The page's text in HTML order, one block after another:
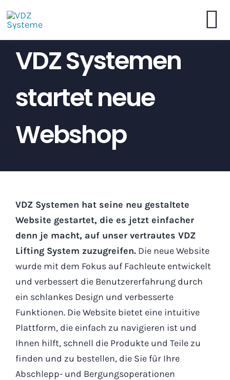
to
content
VDZ Systeme
Online-Shop Bestellen
Broschüre
VDZ Systemen
startet neue
Webshop
VDZ Systemen hat seine neu gestaltete
Website gestartet, die es jetzt einfacher
denn je macht, auf unser vertrautes VDZ
Lifting System zuzugreifen.Die neue Website
wurde mit dem Fokus auf Fachleute entwickelt
und verbessert die Benutzererfahrung durch
ein schlankes Design und verbesserte
Funktionen. Die Website bietet eine intuitive
Plattform, die einfach zu navigieren ist und
Ihnen hilft, schnell die Produkte und Teile zu
finden und zu bestellen, die Sie für Ihre
Abschlepp- und Bergungsoperationen